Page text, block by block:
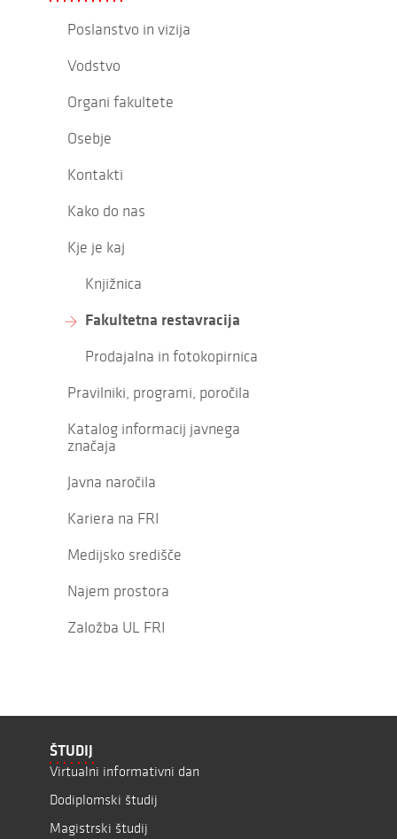
Poslanstvo in vizija
Vodstvo
Organi fakultete
Osebje
Kontakti
Kako do nas
Kje je kaj
Knjižnica
Fakultetna restavracija
Prodajalna in fotokopirnica
Pravilniki, programi, poročila
Katalog informacij javnega
značaja
Javna naročila
Kariera na FRI
Medijsko središče
Najem prostora
Založba UL FRI
ŠTUDIJ
Virtualni informativni dan
Dodiplomski študij
Magistrski študij